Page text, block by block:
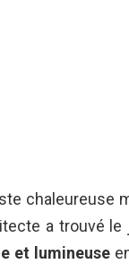
chaleureuse
a trouvé
et lumineuse